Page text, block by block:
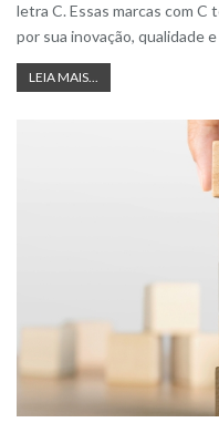
letra C. Essas marcas com C
por sua inovação, qualidade
LEIA MAIS...